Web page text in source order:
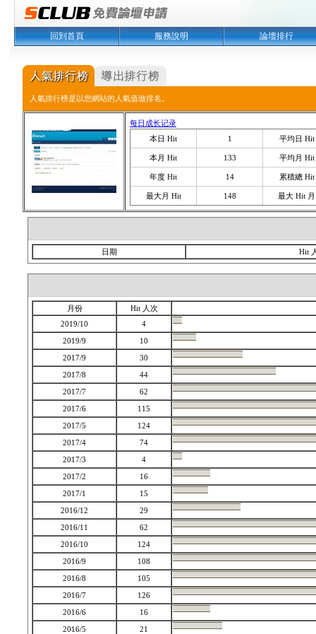
回到首頁 服務說明 論壇排行
人氣排行榜是以您網站的人氣值做排名。
每日成长记录
本日 Hit
1 平均日 Hit
本月 Hit 133 平均月 Hit
年度 Hit 14 累積總 Hit
最大月 Hit 148 最大 Hit 月
日期 Hit
月份
Hit 人次
2019/10
4
2019/9
10
2017/9
30
2017/8
44
2017/7
62
2017/6
115
2017/5
124
2017/4
74
2017/3
4
2017/2
16
2017/1
15
2016/12
29
2016/11
62
2016/10
124
2016/9
108
2016/8
105
2016/7
126
2016/6
16
2016/5
21